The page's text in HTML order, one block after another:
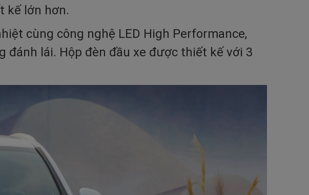
kế lớn hơn.
cùng công nghệ LED High Performance,
lái. Hộp đèn đầu xe được thiết kế với 3